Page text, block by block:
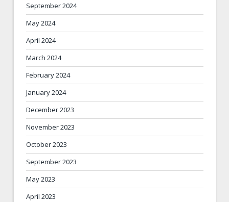
September 2024
May 2024
April 2024
March 2024
February 2024
January 2024
December 2023
November 2023
October 2023
September 2023
May 2023
April 2023